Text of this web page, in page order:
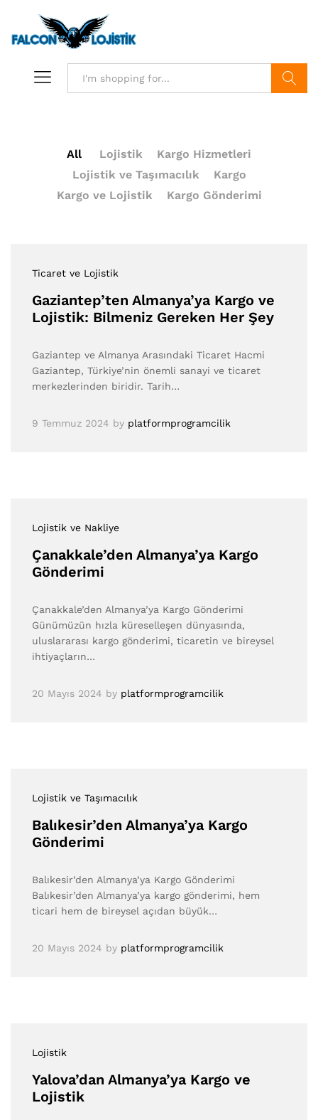
All Lojistik
Kargo Hizmetleri
Lojistik ve Taşımacılık
Kargo
Kargo ve Lojistik
Kargo Gönderimi
Ticaret ve Lojistik
Gaziantep’ten Almanya’ya Kargo ve
Lojistik: Bilmeniz Gereken Her Şey
Gaziantep ve Almanya Arasındaki Ticaret Hacmi
Gaziantep, Türkiye’nin önemli sanayi ve ticaret
merkezlerinden biridir. Tarih…
9 Temmuz 2024 by platformprogramcilik
Lojistik ve Nakliye
Çanakkale’den Almanya’ya Kargo
Gönderimi
Çanakkale’den Almanya’ya Kargo Gönderimi
Günümüzün hızla küreselleşen dünyasında,
uluslararası kargo gönderimi, ticaretin ve bireysel
ihtiyaçların…
20 Mayıs 2024 by platformprogramcilik
Lojistik ve Taşımacılık
Balıkesir’den Almanya’ya Kargo
Gönderimi
Balıkesir’den Almanya’ya Kargo Gönderimi
Balıkesir’den Almanya’ya kargo gönderimi, hem
ticari hem de bireysel açıdan büyük…
20 Mayıs 2024 by platformprogramcilik
Lojistik
Yalova’dan Almanya’ya Kargo ve
Lojistik